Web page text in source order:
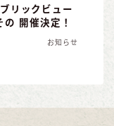
リックビュー
開催決定！
お知らせ